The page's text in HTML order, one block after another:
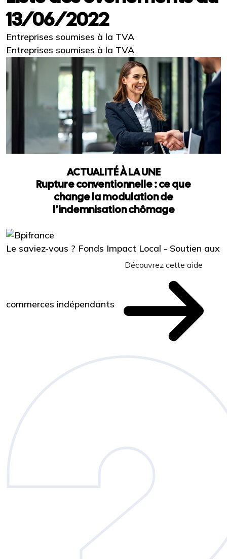
13/06/2022
Entreprises soumises à la TVA
Entreprises soumises à la TVA
ACTUALITÉ À LA UNE
Rupture conventionnelle : ce que
change la modulation de
l’indemnisation chômage
Le saviez-vous ? Fonds Impact Local - Soutien aux
commerces indépendants
Découvrez cette aide